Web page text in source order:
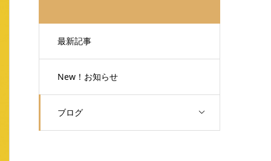
最新記事
New！お知らせ
ブログ